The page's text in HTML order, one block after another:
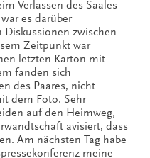
Verlassen des Saales
es darüber
zwischen
Zeitpunkt war
letzten Karton mit
fanden sich
des Paares, nicht
dem Foto. Sehr
auf den Heimweg,
avisiert, dass
Am nächsten Tag habe
meine